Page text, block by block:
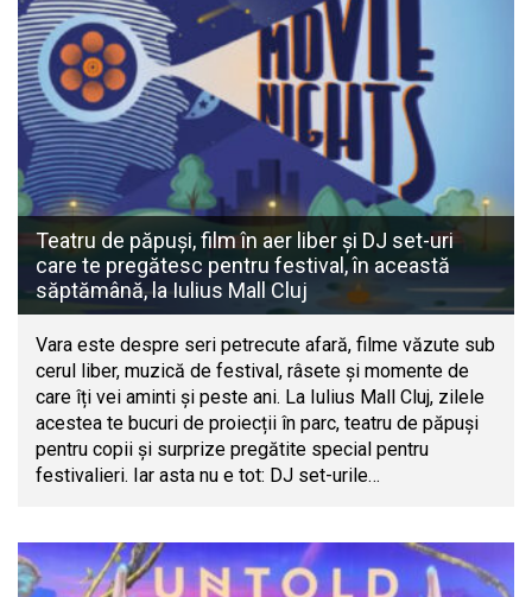
Teatru de păpuși, film în aer liber și DJ set-uri
care te pregătesc pentru festival, în această
săptămână, la Iulius Mall Cluj
Vara este despre seri petrecute afară, filme văzute sub
cerul liber, muzică de festival, râsete și momente de
care îți vei aminti și peste ani. La Iulius Mall Cluj, zilele
acestea te bucuri de proiecții în parc, teatru de păpuși
pentru copii și surprize pregătite special pentru
festivalieri. Iar asta nu e tot: DJ set-urile…